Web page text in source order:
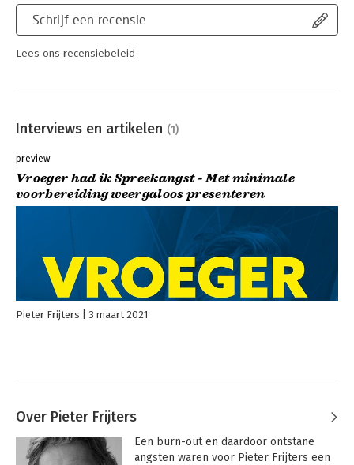
Schrijf een recensie
Lees ons recensiebeleid
Interviews en artikelen (1)
preview
Vroeger had ik Spreekangst - Met minimale
voorbereiding weergaloos presenteren
Pieter Frijters 3 maart 2021
Over Pieter Frijters
Een burn-out en daardoor ontstane
angsten waren voor Pieter Frijters een